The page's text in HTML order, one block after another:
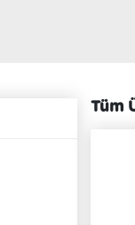
Tüm